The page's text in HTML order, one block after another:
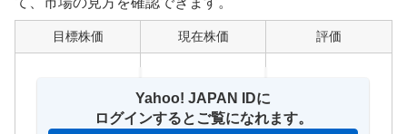
目標株価 現在株価 評価
Yahoo! JAPAN IDに
ログインするとご覧になれます。